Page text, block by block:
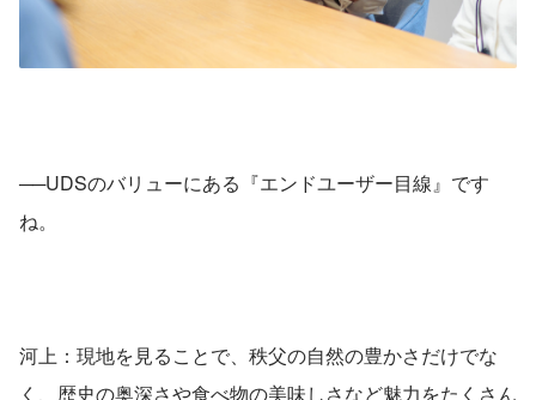
──UDSのバリューにある『エンドユーザー目線』です
ね。
河上：現地を見ることで、秩父の自然の豊かさだけでな
く、歴史の奥深さや食べ物の美味しさなど魅力をたくさん